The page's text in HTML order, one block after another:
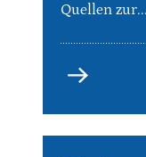
Quellen zur...
Windenergie
Land